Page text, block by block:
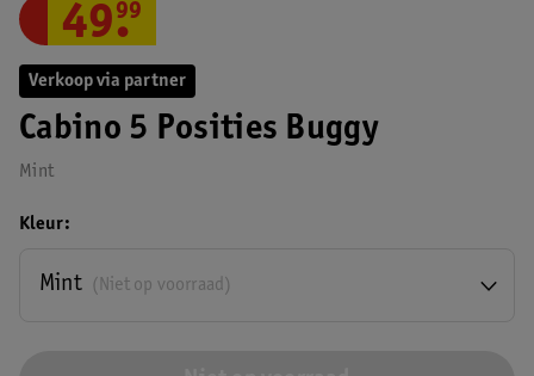
Verkoop via partner
Cabino 5 Posities Buggy
Mint
49.
99
Kleur
(Niet op voorraad)
Mint